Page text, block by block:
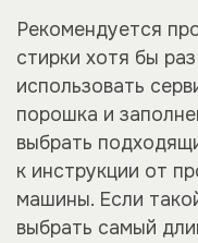
Рекомендуется
стирки хотя бы
использовать
порошка и
выбрать
к инструкции от
машины. Если
выбрать самый